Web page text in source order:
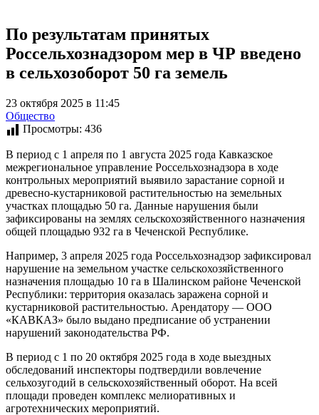
По результатам принятых
Россельхознадзором мер в ЧР введено
в сельхозоборот 50 га земель
23 октября 2025 в 11:45
Общество
Просмотры: 436
В период с 1 апреля по 1 августа 2025 года Кавказское
межрегиональное управление Россельхознадзора в ходе
контрольных мероприятий выявило зарастание сорной и
древесно-кустарниковой растительностью на земельных
участках площадью 50 га. Данные нарушения были
зафиксированы на землях сельскохозяйственного назначения
общей площадью 932 га в Чеченской Республике.
Например, 3 апреля 2025 года Россельхознадзор зафиксировал
нарушение на земельном участке сельскохозяйственного
назначения площадью 10 га в Шалинском районе Чеченской
Республики: территория оказалась заражена сорной и
кустарниковой растительностью. Арендатору — ООО
«КАВКАЗ» было выдано предписание об устранении
нарушений законодательства РФ.
В период с 1 по 20 октября 2025 года в ходе выездных
обследований инспекторы подтвердили вовлечение
сельхозугодий в сельскохозяйственный оборот. На всей
площади проведен комплекс мелиоративных и
агротехнических мероприятий.